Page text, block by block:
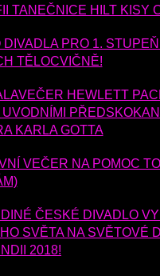
TANEČNICE HILT KISY
PRO 1. STUPEŇ
TĚLOCVIČNĚ!
HEWLETT
KARLA GOTTA
VEČER NA POMOC
ČESKÉ DIVADLO
SVĚTA NA SVĚTOVÉ
2018!